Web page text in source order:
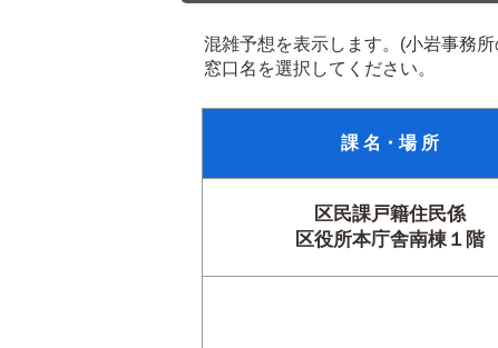
混雑予想を表示します。(小岩事務
窓口名を選択してください。
課 名・場 所
区民課戸籍住民係
区役所本庁舎南棟１階